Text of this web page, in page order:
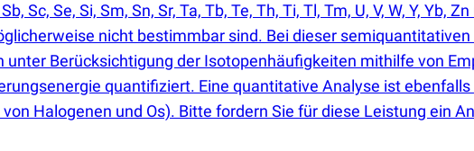
Sb, Sc, Se, Si, Sm, Sn, Sr, Ta, Tb, Te, Th, Ti, Tl, Tm, U, V, W, Y,
nicht bestimmbar sind. Bei dieser
unter Berücksichtigung der Isotopenhäufigkeiten mithilfe von
quantifiziert. Eine quantitative Analyse ist
Halogenen und Os). Bitte fordern Sie für diese Leistung ein